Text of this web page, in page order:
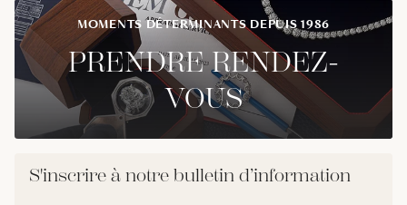
MOMENTS DÉTERMINANTS DEPUIS 1986
PRENDRE RENDEZ-
VOUS
S'inscrire à notre bulletin d’information